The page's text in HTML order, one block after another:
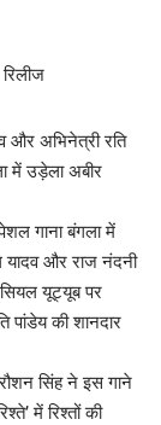
और अभिनेत्री रति
में उड़ेला अबीर
गाना बंगला में
यादव और राज नंदनी
यूट्यूब पर
पांडेय की शानदार
रौशन सिंह ने इस गाने
में रिश्तों की